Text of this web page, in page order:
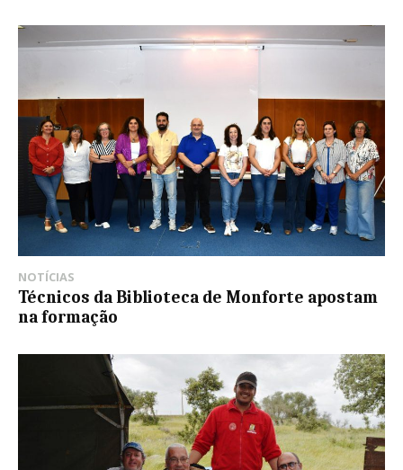
NOTÍCIAS
Técnicos da Biblioteca de Monforte apostam
na formação